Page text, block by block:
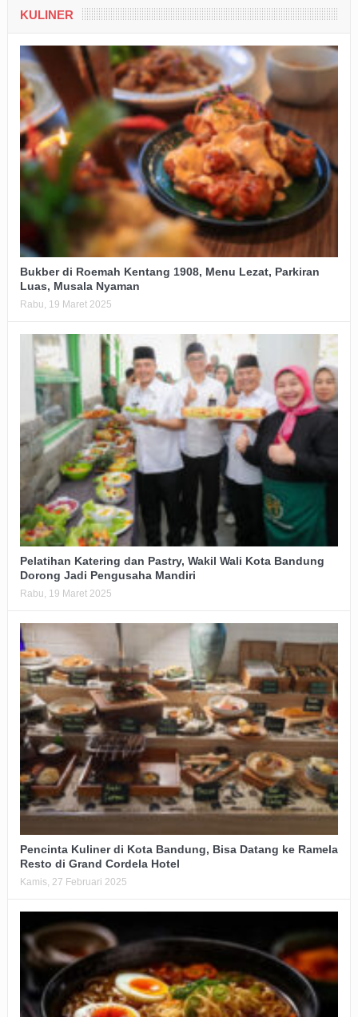
KULINER
Bukber di Roemah Kentang 1908, Menu Lezat, Parkiran
Luas, Musala Nyaman
Rabu, 19 Maret 2025
Pelatihan Katering dan Pastry, Wakil Wali Kota Bandung
Dorong Jadi Pengusaha Mandiri
Rabu, 19 Maret 2025
Pencinta Kuliner di Kota Bandung, Bisa Datang ke Ramela
Resto di Grand Cordela Hotel
Kamis, 27 Februari 2025